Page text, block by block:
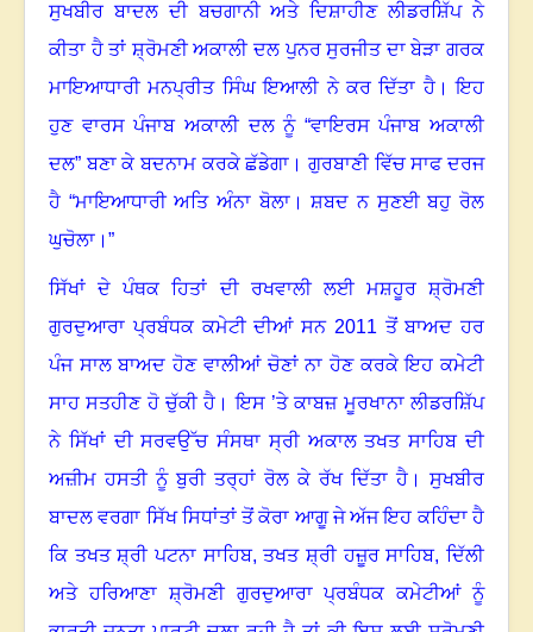
ਸੁਖਬੀਰ ਬਾਦਲ ਦੀ ਬਚਗਾਨੀ ਅਤੇ ਦਿਸ਼ਾਹੀਣ ਲੀਡਰਸ਼ਿੱਪ ਨੇ
ਕੀਤਾ ਹੈ ਤਾਂ ਸ਼੍ਰੋਮਣੀ ਅਕਾਲੀ ਦਲ ਪੁਨਰ ਸੁਰਜੀਤ ਦਾ ਬੇੜਾ ਗਰਕ
ਮਾਇਆਧਾਰੀ ਮਨਪ੍ਰੀਤ ਸਿੰਘ ਇਆਲੀ ਨੇ ਕਰ ਦਿੱਤਾ ਹੈ।ਇਹ
ਹੁਣ ਵਾਰਸ ਪੰਜਾਬ ਅਕਾਲੀ ਦਲ ਨੂੰ “ਵਾਇਰਸ ਪੰਜਾਬ ਅਕਾਲੀ
ਦਲ” ਬਣਾ ਕੇ ਬਦਨਾਮ ਕਰਕੇ ਛੱਡੇਗਾ ।ਗੁਰਬਾਣੀ ਵਿੱਚ ਸਾਫ ਦਰਜ
ਹੈ “ਮਾਇਆਧਾਰੀ ਅਤਿ ਅੰਨਾ ਬੋਲਾ।ਸ਼ਬਦ ਨ ਸੁਣਈ ਬਹੁ ਰੋਲ
ਘੁਚੋਲਾ ।”
ਸਿੱਖਾਂ ਦੇ ਪੰਥਕ ਹਿਤਾਂ ਦੀ ਰਖਵਾਲੀ ਲਈ ਮਸ਼ਹੂਰ ਸ਼੍ਰੋਮਣੀ
ਗੁਰਦੁਆਰਾ ਪ੍ਰਬੰਧਕ ਕਮੇਟੀ ਦੀਆਂ ਸਨ 2011 ਤੋਂ ਬਾਅਦ ਹਰ
ਪੰਜ ਸਾਲ ਬਾਅਦ ਹੋਣ ਵਾਲੀਆਂ ਚੋਣਾਂ ਨਾ ਹੋਣ ਕਰਕੇ ਇਹ ਕਮੇਟੀ
ਸਾਹ ਸਤਹੀਣ ਹੋ ਚੁੱਕੀ ਹੈ ।ਇਸ ’ਤੇ ਕਾਬਜ਼ ਮੂਰਖਾਨਾ ਲੀਡਰਸ਼ਿੱਪ
ਨੇ ਸਿੱਖਾਂ ਦੀ ਸਰਵਉੱਚ ਸੰਸਥਾ ਸ੍ਰੀ ਅਕਾਲ ਤਖਤ ਸਾਹਿਬ ਦੀ
ਅਜ਼ੀਮ ਹਸਤੀ ਨੂੰ ਬੁਰੀ ਤਰ੍ਹਾਂ ਰੋਲ ਕੇ ਰੱਖ ਦਿੱਤਾ ਹੈ । ਸੁਖਬੀਰ
ਬਾਦਲ ਵਰਗਾ ਸਿੱਖ ਸਿਧਾਂਤਾਂ ਤੋਂ ਕੋਰਾ ਆਗੂ ਜੇ ਅੱਜ ਇਹ ਕਹਿੰਦਾ ਹੈ
ਕਿ ਤਖਤ ਸ਼੍ਰੀ ਪਟਨਾ ਸਾਹਿਬ, ਤਖਤ ਸ਼੍ਰੀ ਹਜ਼ੂਰ ਸਾਹਿਬ, ਦਿੱਲੀ
ਅਤੇ ਹਰਿਆਣਾ ਸ਼੍ਰੋਮਣੀ ਗੁਰਦੁਆਰਾ ਪ੍ਰਬੰਧਕ ਕਮੇਟੀਆਂ ਨੂੰ